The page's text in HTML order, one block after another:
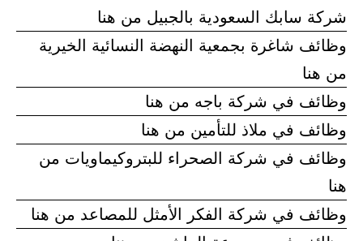
شركة سابك السعودية بالجبيل من هنا
وظائف شاغرة بجمعية النهضة النسائية الخيرية
من هنا
وظائف في شركة باجه من هنا
وظائف في ملاذ للتأمين من هنا
وظائف في شركة الصحراء للبتروكيماويات من
هنا
وظائف في شركة الفكر الأمثل للمصاعد من هنا